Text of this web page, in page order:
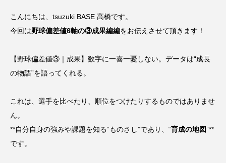
こんにちは、tsuzuki BASE 高橋です。
今回は野球偏差値6軸の③成果編編をお伝えさせて頂きます！
【野球偏差値③｜成果】数字に一喜一憂しない。データは“成長
の物語”を語ってくれる。
これは、選手を比べたり、順位をつけたりするものではありませ
ん。
**自分自身の強みや課題を知る“ものさし”であり、“育成の地図”**
です。